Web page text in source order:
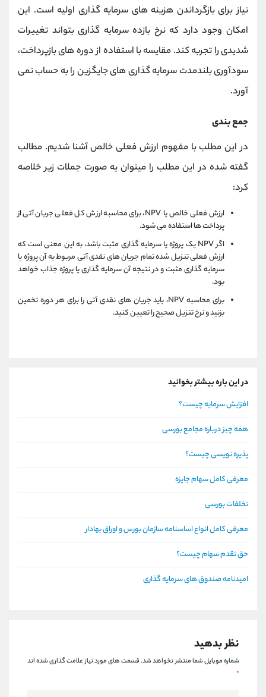
نیاز برای بازگرداندن هزینه های سرمایه گذاری اولیه است. این
امکان وجود دارد که نرخ بازده سرمایه گذاری بتواند تغییرات
شدیدی را تجربه کند. مقایسه با استفاده از دوره های بازپرداخت،
سودآوری بلندمدت سرمایه گذاری های جایگزین را به حساب نمی
آورد.
جمع بندی
در این مطلب با مفهوم ارزش فعلی خالص آشنا شدیم. مطالب
گفته شده در این مطلب را میتوان یه صورت جملات زیر خلاصه
کرد:
ارزش فعلی خالص یا NPV، برای محاسبه ارزش کل فعلی جریان آتی از
پرداخت ها استفاده می شود.
اگر NPV یک پروژه یا سرمایه گذاری مثبت باشد، به این معنی است که
ارزش فعلی تنزیل شده تمام جریان های نقدی آتی مربوط به آن پروژه یا
سرمایه گذاری مثبت و در نتیجه آن سرمایه گذاری یا پروژه جذاب خواهد
بود.
برای محاسبه NPV، باید جریان های نقدی آتی را برای هر دوره تخمین
بزنید و نرخ تنزیل صحیح را تعیین کنید.
در این باره بیشتر بخوانید
افزایش سرمایه چیست؟
همه چیز درباره مجامع بورسی
پذیره نویسی چیست؟
معرفی کامل سهام جایزه
تخلفات بورسی
معرفی کامل انواع اساسنامه سازمان بورس و اوراق بهادار
حق تقدم سهام چیست؟
امیدنامه صندوق های سرمایه گذاری
نظر بدهید
شماره موبایل شما منتشر نخواهد شد.قسمت های مورد نیاز علامت گذاری شده اند
*